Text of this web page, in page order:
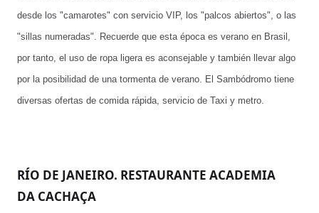
desde los "camarotes" con servicio VIP, los "palcos abiertos", o las
"sillas numeradas". Recuerde que esta época es verano en Brasil,
por tanto, el uso de ropa ligera es aconsejable y también llevar algo
por la posibilidad de una tormenta de verano. El Sambódromo tiene
diversas ofertas de comida rápida, servicio de Taxi y metro.
RÍO DE JANEIRO. RESTAURANTE ACADEMIA
DA CACHAÇA